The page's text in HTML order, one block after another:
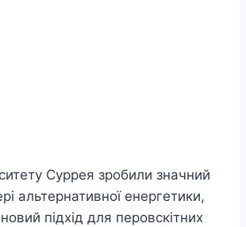
Суррея зробили значний
альтернативної енергетики,
підхід для перовскітних